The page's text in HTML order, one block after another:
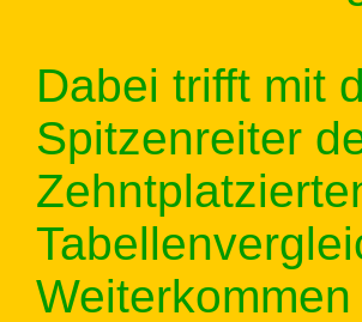
Dabei trifft mit
Spitzenreiter